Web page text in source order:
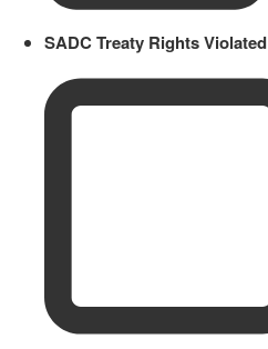
SADC Treaty Rights Violated